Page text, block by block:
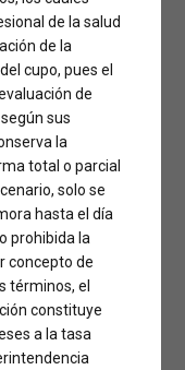
las
de cirujanos
convirtiéndolo así,
la realización de
Según
Plástica
lugar entre los
de la salud
de la
cupo, pues el
de
sus
la
total o parcial
solo se
hasta el día
prohibida la
concepto de
términos, el
constituye
a la tasa